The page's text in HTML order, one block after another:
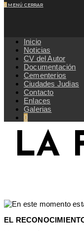
0 MENÚ CERRAR
Inicio
Noticias
CV del Autor
Documentación
Cementerios
Ciudades Judias
Contacto
Enlaces
Galerias
0
LA
EL